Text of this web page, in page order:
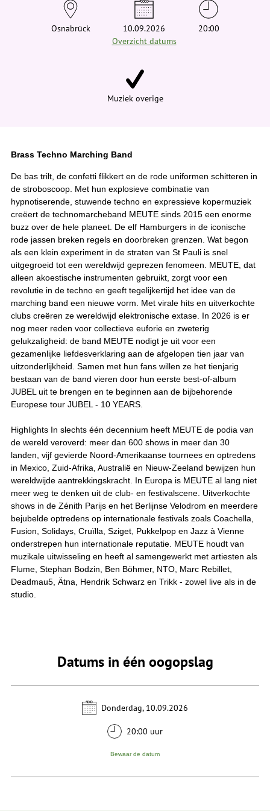
e
Osnabrück
10.09.2026
Overzicht datums
20:00
Muziek overige
Brass Techno Marching Band
De bas trilt, de confetti flikkert en de rode uniformen schitteren in
de stroboscoop. Met hun explosieve combinatie van
hypnotiserende, stuwende techno en expressieve kopermuziek
creëert de technomarcheband MEUTE sinds 2015 een enorme
buzz over de hele planeet. De elf Hamburgers in de iconische
rode jassen breken regels en doorbreken grenzen. Wat begon
als een klein experiment in de straten van St Pauli is snel
uitgegroeid tot een wereldwijd geprezen fenomeen. MEUTE, dat
alleen akoestische instrumenten gebruikt, zorgt voor een
revolutie in de techno en geeft tegelijkertijd het idee van de
marching band een nieuwe vorm. Met virale hits en uitverkochte
clubs creëren ze wereldwijd elektronische extase. In 2026 is er
nog meer reden voor collectieve euforie en zweterig
gelukzaligheid: de band MEUTE nodigt je uit voor een
gezamenlijke liefdesverklaring aan de afgelopen tien jaar van
uitzonderlijkheid. Samen met hun fans willen ze het tienjarig
bestaan van de band vieren door hun eerste best-of-album
JUBEL uit te brengen en te beginnen aan de bijbehorende
Europese tour JUBEL - 10 YEARS.
Highlights In slechts één decennium heeft MEUTE de podia van
de wereld veroverd: meer dan 600 shows in meer dan 30
landen, vijf gevierde Noord-Amerikaanse tournees en optredens
in Mexico, Zuid-Afrika, Australië en Nieuw-Zeeland bewijzen hun
wereldwijde aantrekkingskracht. In Europa is MEUTE al lang niet
meer weg te denken uit de club- en festivalscene. Uitverkochte
shows in de Zénith Parijs en het Berlijnse Velodrom en meerdere
bejubelde optredens op internationale festivals zoals Coachella,
Fusion, Solidays, Cruïlla, Sziget, Pukkelpop en Jazz à Vienne
onderstrepen hun internationale reputatie. MEUTE houdt van
muzikale uitwisseling en heeft al samengewerkt met artiesten als
Flume, Stephan Bodzin, Ben Böhmer, NTO, Marc Rebillet,
Deadmau5, Ätna, Hendrik Schwarz en Trikk - zowel live als in de
studio.
Datums in één oogopslag
Donderdag, 10.09.2026
20:00 uur
Bewaar de datum